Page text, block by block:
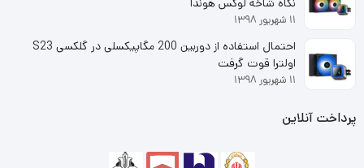
RAM 8GB 2666 KINGMAX
تایمینگ یا CL در رم کامپیوتر
نشان دهنده سرعت قرارگیری اطلاعات بر روی رم است. رم فوق،
دارای CL19 بوده که با توجه به ساختار کلی رم، مناسب محسوب
۱۱ شهریور ۱۳۹۸
احتمال استفاده از دوربین 200 مگاپیکسلی در گلکسی S23
اولترا قوت گرفت
۱۱ شهریور ۱۳۹۸
پرداخت آنلاین